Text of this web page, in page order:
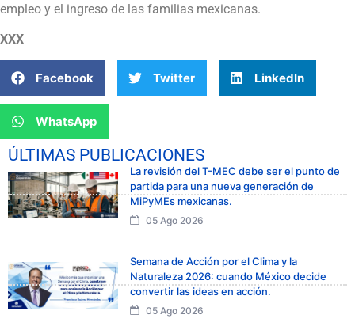
empleo y el ingreso de las familias mexicanas.
XXX
Facebook Twitter LinkedIn
WhatsApp
ÚLTIMAS PUBLICACIONES
La revisión del T-MEC debe ser el punto de
partida para una nueva generación de
MiPyMEs mexicanas.
05 Ago 2026
Semana de Acción por el Clima y la
Naturaleza 2026: cuando México decide
convertir las ideas en acción.
05 Ago 2026